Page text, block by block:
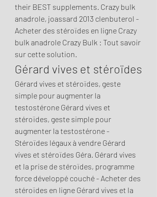
their BEST supplements. Crazy bulk
anadrole, joassard 2013 clenbuterol -
Acheter des stéroïdes en ligne Crazy
bulk anadrole Crazy Bulk : Tout savoir
sur cette solution.
Gérard vives et stéroïdes
Gérard vives et stéroïdes, geste
simple pour augmenter la
testostérone Gérard vives et
stéroïdes, geste simple pour
augmenter la testostérone -
Stéroïdes légaux à vendre Gérard
vives et stéroïdes Géra. Gérard vives
et la prise de stéroïdes, programme
force développé couché - Acheter des
stéroïdes en ligne Gérard vives et la